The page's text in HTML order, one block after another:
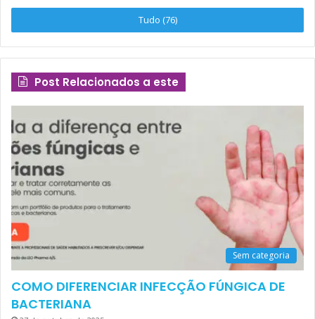
Tudo (76)
Post Relacionados a este
Sem categoria
COMO DIFERENCIAR INFECÇÃO FÚNGICA DE
BACTERIANA